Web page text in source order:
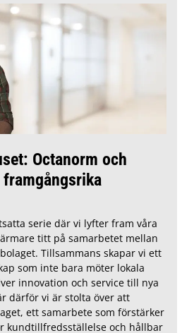
Octanorm och
serie där vi lyfter fram våra
titt på samarbetet mellan
Tillsammans skapar vi ett
som inte bara möter lokala
innovation och service till nya
därför vi är stolta över att
ett samarbete som förstärker
kundtillfredsställelse och hållbar